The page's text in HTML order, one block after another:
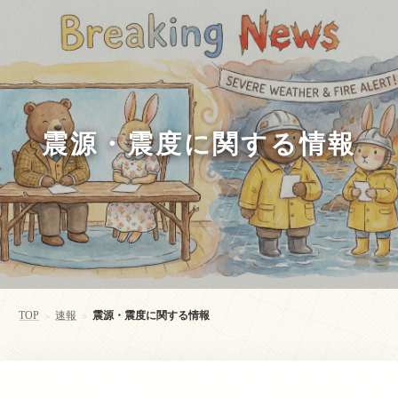
震源・震度に関する情報
TOP > 速報 > 震源・震度に関する情報